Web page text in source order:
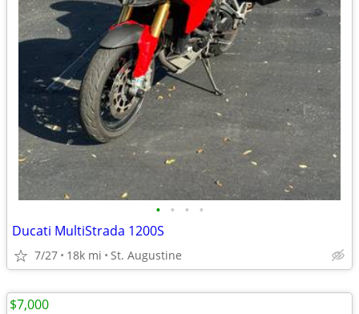
• • • •
Ducati MultiStrada 1200S
7/27 18k mi St. Augustine
$7,000